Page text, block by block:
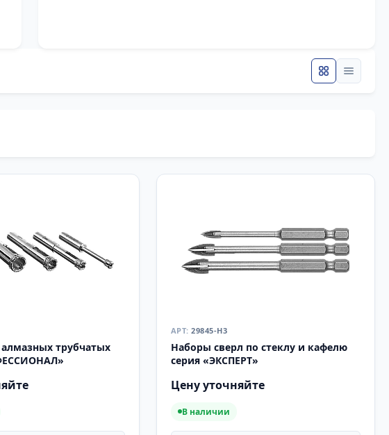
трубчатых
29845-H3
Наборы сверл по стеклу и кафелю
серия «ЭКСПЕРТ»
Цену уточняйте
В наличии